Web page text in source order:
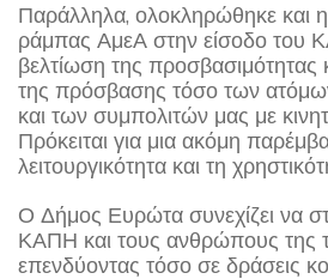
Παράλληλα, ολοκληρώθηκε και
ράμπας ΑμεΑ στην είσοδο του
βελτίωση της προσβασιμότητας
της πρόσβασης τόσο των
και των συμπολιτών μας με
Πρόκειται για μια ακόμη
λειτουργικότητα και τη
Ο Δήμος Ευρώτα συνεχίζει να
ΚΑΠΗ και τους ανθρώπους της
επενδύοντας τόσο σε δράσεις